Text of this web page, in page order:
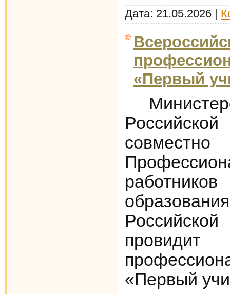
Дата: 21.05.2026 |
«Первый
провидит
«Первый